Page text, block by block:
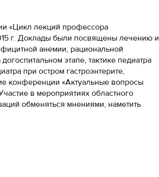
«Цикл лекций профессора
г. Доклады были посвящены лечению и
анемии, рациональной
этапе, тактике педиатра
при остром гастроэнтерите,
конференции «Актуальные вопросы
в мероприятиях областного
обменяться мнениями, наметить